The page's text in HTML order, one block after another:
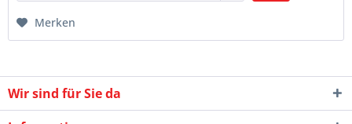
Merken
Wir sind für Sie da